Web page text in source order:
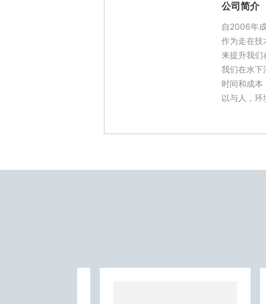
公司简介
自2006年
作为走在技
来提升我们
我们在水下
时间和成
以与人，